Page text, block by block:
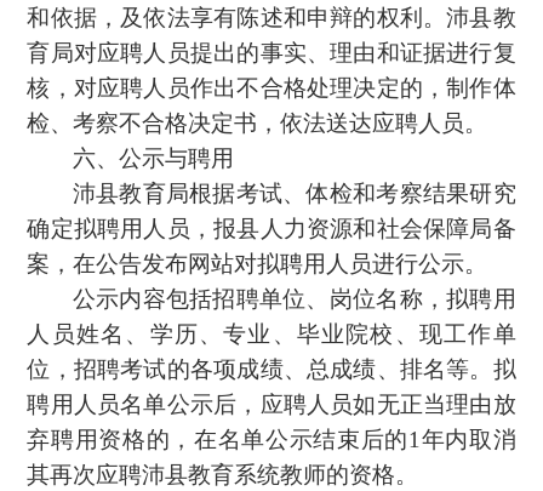
和依据，及依法享有陈述和申辩的权利。沛县教
育局对应聘人员提出的事实、理由和证据进行复
核，对应聘人员作出不合格处理决定的，制作体
检、考察不合格决定书，依法送达应聘人员。
六、公示与聘用
沛县教育局根据考试、体检和考察结果研究
确定拟聘用人员，报县人力资源和社会保障局备
案，在公告发布网站对拟聘用人员进行公示。
公示内容包括招聘单位、岗位名称，拟聘用
人员姓名、学历、专业、毕业院校、现工作单
位，招聘考试的各项成绩、总成绩、排名等。拟
聘用人员名单公示后，应聘人员如无正当理由放
弃聘用资格的，在名单公示结束后的1年内取消
其再次应聘沛县教育系统教师的资格。